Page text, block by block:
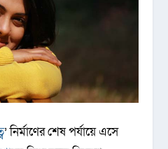
’ নির্মাণের শেষ পর্যায়ে এসে